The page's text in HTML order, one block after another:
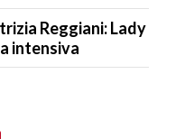
Reggiani: Lady
intensiva